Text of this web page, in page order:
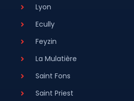
Lyon
Ecully
Feyzin
La Mulatière
Saint Fons
Saint Priest